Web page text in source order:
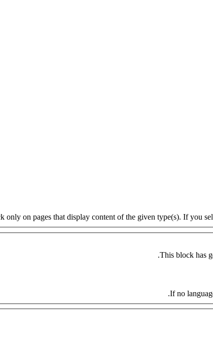
only on pages that display content of the given type(s). If you
This block has
If no